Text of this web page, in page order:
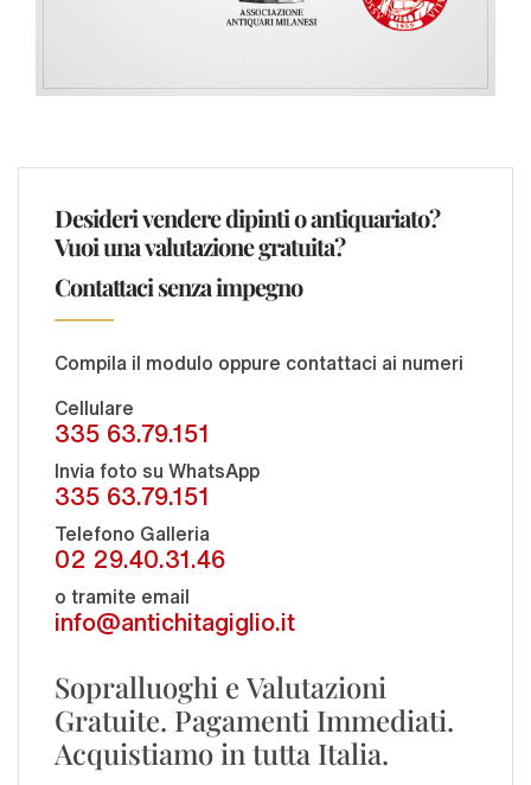
Desideri vendere dipinti o antiquariato?
Vuoi una valutazione gratuita?
Contattaci senza impegno
Compila il modulo oppure contattaci ai numeri
Cellulare
335 63.79.151
Invia foto su WhatsApp
335 63.79.151
Telefono Galleria
02 29.40.31.46
o tramite email
info@antichitagiglio.it
Sopralluoghi e Valutazioni
Gratuite. Pagamenti Immediati.
Acquistiamo in tutta Italia.